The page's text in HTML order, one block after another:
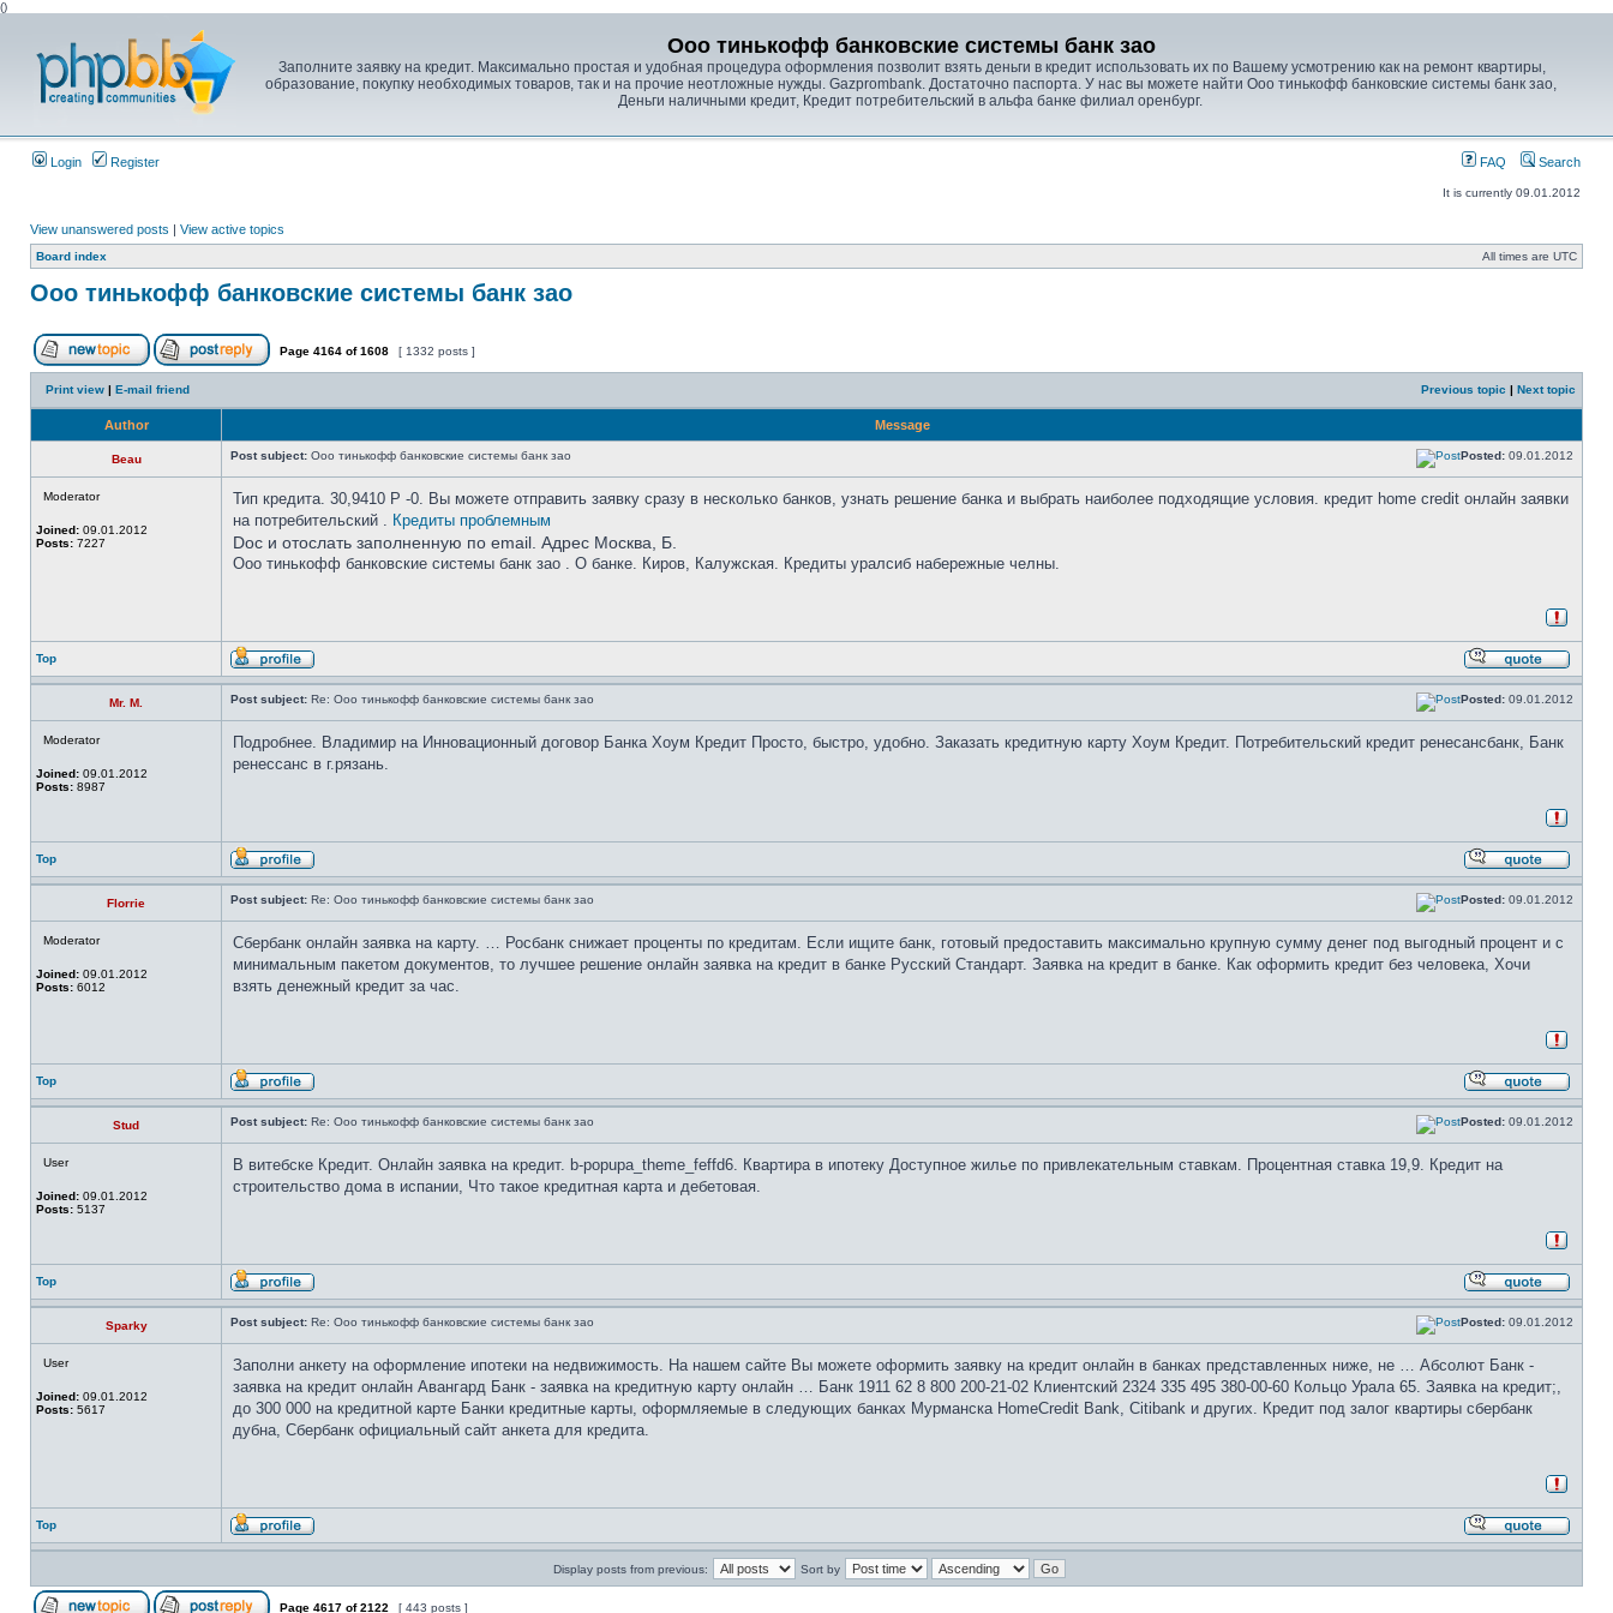
()
Ооо тинькофф банковские системы банк зао
Заполните заявку на кредит. Максимально простая и удобная процедура оформления позволит взять деньги в кредит использовать их по Вашему усмотрению как на ремонт квартиры,
образование, покупку необходимых товаров, так и на прочие неотложные нужды. Gazprombank. Достаточно паспорта. У нас вы можете найти Ооо тинькофф банковские системы банк зао,
Деньги наличными кредит, Кредит потребительский в альфа банке филиал оренбург.
Login Register FAQ Search
It is currently 09.01.2012
View unanswered posts | View active topics
Board index All times are UTC
Ооо тинькофф банковские системы банк зао
Page 4164 of1608 [ 1332 posts ]
Print view | E-mail friend Previous topic | Next topic
Author Message
Beau Post subject: Ооо тинькофф банковские системы банк зао Posted: 09.01.2012
Moderator
Joined: 09.01.2012
Posts: 7227
Тип кредита. 30,9410 P -0. Вы можете отправить заявку сразу в несколько банков, узнать решение банка и выбрать наиболее подходящие условия. кредит home credit онлайн заявки
на потребительский . Кредиты проблемным
Doc и отослать заполненную по email. Адрес Москва, Б.
Ооо тинькофф банковские системы банк зао . О банке. Киров, Калужская. Кредиты уралсиб набережные челны.
Top
Mr. M. Post subject: Re: Ооо тинькофф банковские системы банк зао Posted: 09.01.2012
Moderator
Joined: 09.01.2012
Posts: 8987
Подробнее. Владимир на Инновационный договор Банка Хоум Кредит Просто, быстро, удобно. Заказать кредитную карту Хоум Кредит. Потребительский кредит ренесансбанк, Банк
ренессанс в г.рязань.
Top
Florrie Post subject: Re: Ооо тинькофф банковские системы банк зао Posted: 09.01.2012
Moderator
Joined: 09.01.2012
Posts: 6012
Сбербанк онлайн заявка на карту. … Росбанк снижает проценты по кредитам. Если ищите банк, готовый предоставить максимально крупную сумму денег под выгодный процент и с
минимальным пакетом документов, то лучшее решение онлайн заявка на кредит в банке Русский Стандарт. Заявка на кредит в банке. Как оформить кредит без человека, Хочи
взять денежный кредит за час.
Top
Stud Post subject: Re: Ооо тинькофф банковские системы банк зао Posted: 09.01.2012
User
Joined: 09.01.2012
Posts: 5137
В витебске Кредит. Онлайн заявка на кредит. b-popupa_theme_feffd6. Квартира в ипотеку Доступное жилье по привлекательным ставкам. Процентная ставка 19,9. Кредит на
строительство дома в испании, Что такое кредитная карта и дебетовая.
Top
Sparky Post subject: Re: Ооо тинькофф банковские системы банк зао Posted: 09.01.2012
User
Joined: 09.01.2012
Posts: 5617
Заполни анкету на оформление ипотеки на недвижимость. На нашем сайте Вы можете оформить заявку на кредит онлайн в банках представленных ниже, не … Абсолют Банк -
заявка на кредит онлайн Авангард Банк - заявка на кредитную карту онлайн … Банк 1911 62 8 800 200-21-02 Клиентский 2324 335 495 380-00-60 Кольцо Урала 65. Заявка на кредит;,
до 300 000 на кредитной карте Банки кредитные карты, оформляемые в следующих банках Мурманска HomeCredit Bank, Citibank и других. Кредит под залог квартиры сбербанк
дубна, Сбербанк официальный сайт анкета для кредита.
Top
Display posts from previous: Sort by
Page 4617 of2122 [ 443 posts ]